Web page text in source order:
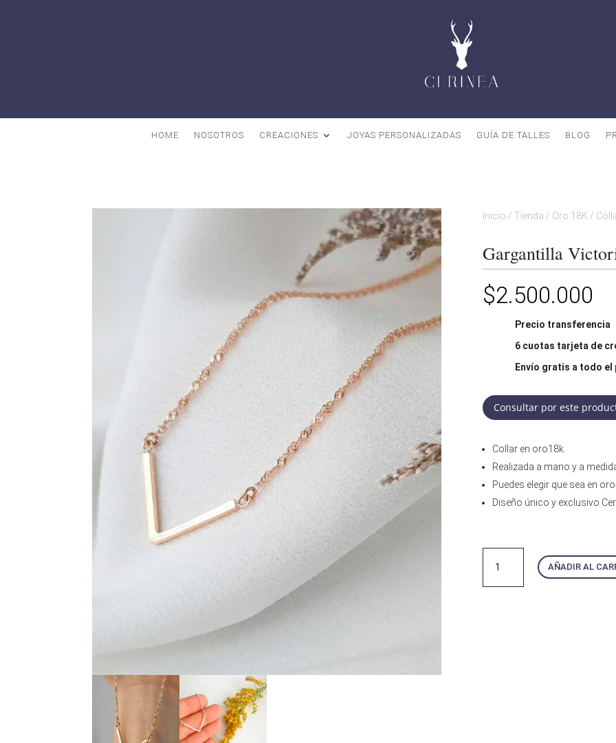
HOME NOSOTROS CREACIONES JOYAS PERSONALIZADAS GUÍA DE TALLES BLOG
Inicio / Tienda / Oro 18K /
Gargantilla
$2.500.000
Precio transferencia
6 cuotas tarjeta de
Envío gratis a todo el
Consultar por este
Collar en oro18k.
Realizada a mano y a
Puedes elegir que sea en
Diseño único y exclusivo
Victoria
cantidad
AÑADIR AL